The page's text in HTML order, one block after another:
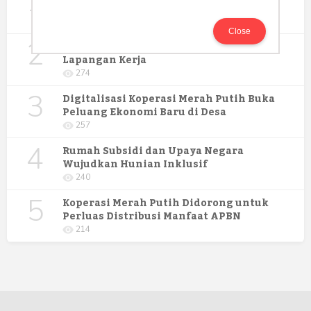
Keperawatan Medikal Bedah UNIMUS di
Pondok Pesantren Putra UNIMUS
2 MBG dan Perannya dalam Perluasan
Lapangan Kerja
274
3 Digitalisasi Koperasi Merah Putih Buka
Peluang Ekonomi Baru di Desa
257
4 Rumah Subsidi dan Upaya Negara
Wujudkan Hunian Inklusif
240
5 Koperasi Merah Putih Didorong untuk
Perluas Distribusi Manfaat APBN
214
Close